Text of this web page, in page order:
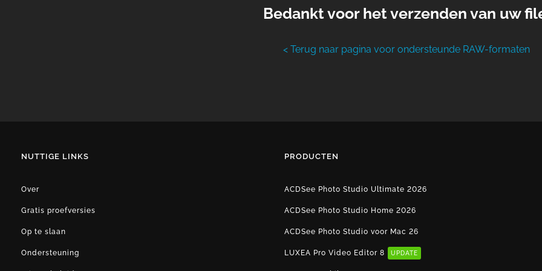
Bedankt voor het verzenden van uw
< Terug naar pagina voor ondersteunde RAW-formaten
NUTTIGE LINKS
Over
Gratis proefversies
Op te slaan
Ondersteuning
PRODUCTEN
ACDSee Photo Studio Ultimate 2026
ACDSee Photo Studio Home 2026
ACDSee Photo Studio voor Mac 26
LUXEA Pro Video Editor 8 UPDATE